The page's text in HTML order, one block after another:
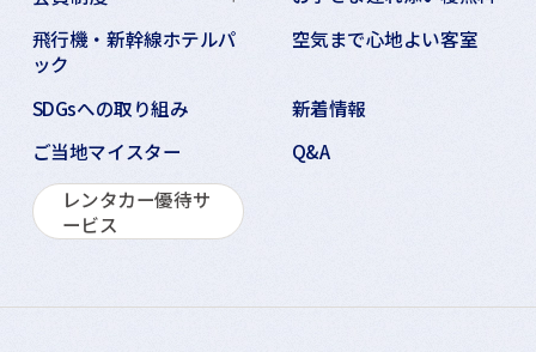
飛行機・新幹線ホテルパ
ック
空気まで心地よい客室
SDGsへの取り組み
新着情報
ご当地マイスター
Q&A
レンタカー優待サ
ービス